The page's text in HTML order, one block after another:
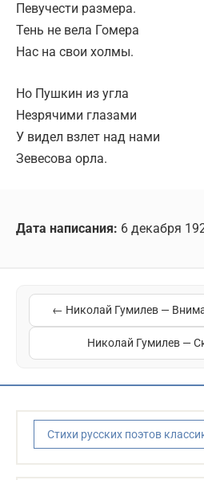
Певучести размера.
Тень не вела Гомера
Нас на свои холмы.
Но Пушкин из угла
Незрячими глазами
У видел взлет над нами
Зевесова орла.
Дата написания: 6 декабря
← Николай Гумилев —
Николай Гумилев —
Стихи русских поэтов